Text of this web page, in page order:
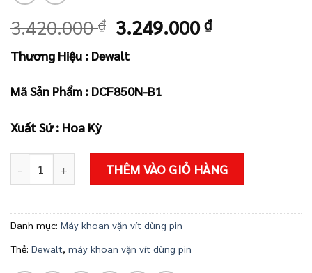
3.420.000₫ Giá
gốc
là:
3.420.000 ₫.
3.249.000₫Giá
Thương Hiệu : Dewalt
Mã Sản Phẩm : DCF850N-B1
Xuất Sứ : Hoa Kỳ
MÁY VẶN VÍT DÙNG PIN DEWALT DCF850N-B1 số lượng
THÊM VÀO GIỎ HÀNG
Danh mục: Máy khoan vặn vít dùng pin
Thẻ: Dewalt, máy khoan vặn vít dùng pin